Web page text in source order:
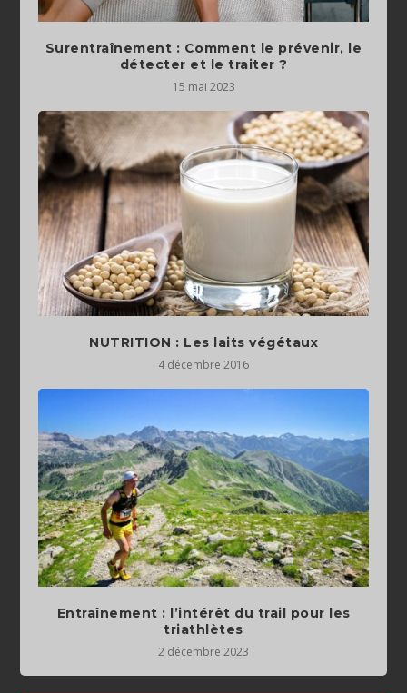
Surentraînement : Comment le prévenir, le
détecter et le traiter ?
15 mai 2023
NUTRITION : Les laits végétaux
4 décembre 2016
Entraînement : l’intérêt du trail pour les
triathlètes
2 décembre 2023